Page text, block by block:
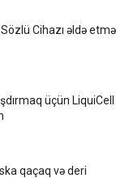
Cihazı əldə etmə
üçün LiquiCell
​​qaçaq və deri